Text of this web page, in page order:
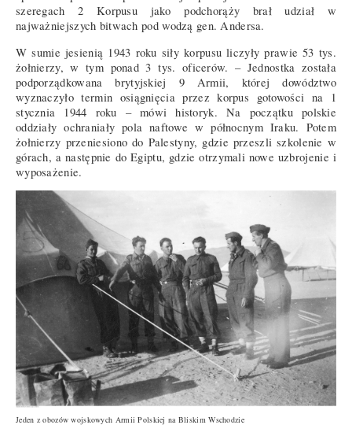
szeregach 2 Korpusu jako podchorąży brał udział w
najważniejszych bitwach pod wodzą gen. Andersa.
W sumie jesienią 1943 roku siły korpusu liczyły prawie 53 tys.
żołnierzy, w tym ponad 3 tys. oficerów. – Jednostka została
podporządkowana brytyjskiej 9 Armii, której dowództwo
wyznaczyło termin osiągnięcia przez korpus gotowości na 1
stycznia 1944 roku – mówi historyk. Na początku polskie
oddziały ochraniały pola naftowe w północnym Iraku. Potem
żołnierzy przeniesiono do Palestyny, gdzie przeszli szkolenie w
górach, a następnie do Egiptu, gdzie otrzymali nowe uzbrojenie i
wyposażenie.
Jeden z obozów wojskowych Armii Polskiej na Bliskim Wschodzie